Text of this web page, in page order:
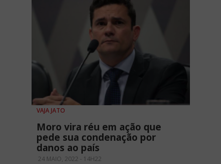
VAJA JATO
Moro vira réu em ação que
pede sua condenação por
danos ao país
24 MAIO, 2022 - 14H22